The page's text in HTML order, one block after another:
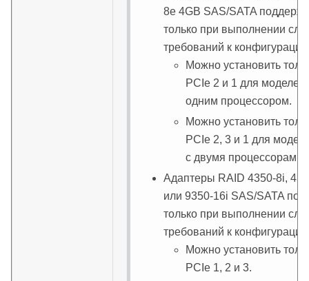
8e 4GB SAS/SATA
только при выполнении
требований к
Можно установить
PCIe 2 и 1 для моделей
одним процессором.
Можно установить
PCIe 2, 3 и 1 для
с двумя процессорами.
Адаптеры RAID 4350-8i,
или 9350-16i SAS/SATA
только при выполнении
требований к
Можно установить
PCIe 1, 2 и 3.